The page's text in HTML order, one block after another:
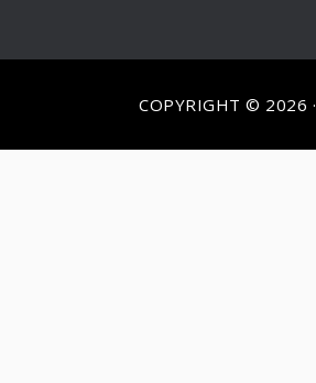
COPYRIGHT © 2026 ·